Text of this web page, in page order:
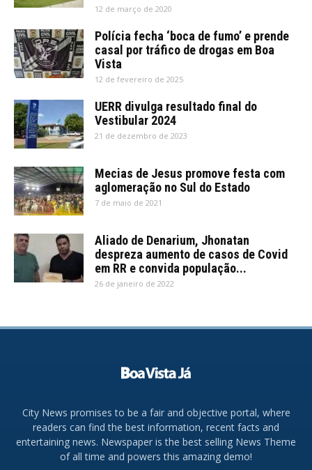
12 de março de 2020
Polícia fecha ‘boca de fumo’ e prende
casal por tráfico de drogas em Boa
Vista
12 de fevereiro de 2025
UERR divulga resultado final do
Vestibular 2024
21 de dezembro de 2023
Mecias de Jesus promove festa com
aglomeração no Sul do Estado
7 de maio de 2021
Aliado de Denarium, Jhonatan
despreza aumento de casos de Covid
em RR e convida população...
26 de janeiro de 2022
City News promises to be a fair and objective portal, where
readers can find the best information, recent facts and
entertaining news. Newspaper is the best selling News Theme
of all time and powers this amazing demo!